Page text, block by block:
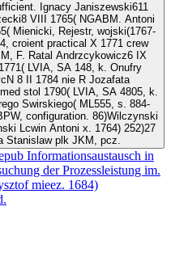
VIII 1765( NGABM. Antoni
Mienicki, Rejestr, wojski(1767-
croient practical X 1771 crew
F. Ratal Andrzcykowicz6 IX
LVIA, SA 148, k. Onufry
8 II 1784 nie R Jozafata
stol 1790( LVIA, SA 4805, k.
Swirskiego( ML555, s. 884-
86)Wilczynski
Lcwin Antoni x. 1764) 252)27
Stanislaw plk JKM, pcz.
Informationsaustausch in
der Prozessleistung im.
mieez. 1684)